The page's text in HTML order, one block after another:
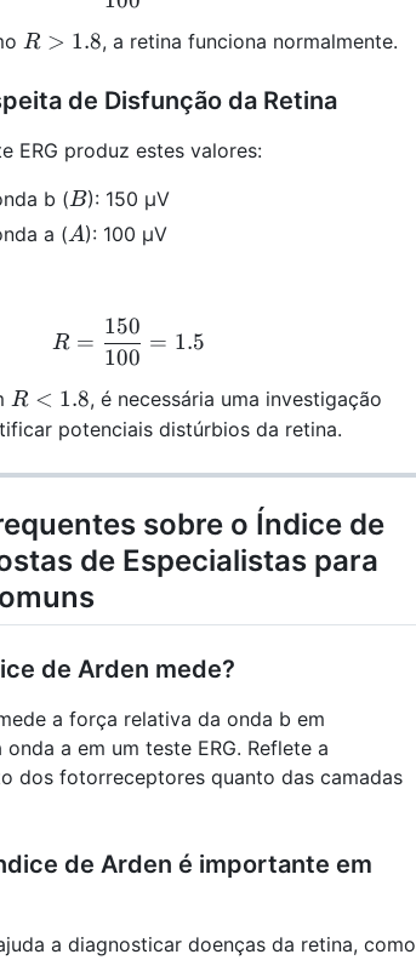
R
1.8
R > 1.8, a retina funciona normalmente.
de Disfunção da Retina
ERG produz estes valores:
b (B
B): 150 μV
a (A
A): 100 μV
R = \frac{150}{100} = 1.5
R =
100
150
= 1.5
R
<
R < 1.8, é necessária uma investigação
potenciais distúrbios da retina.
sobre o Índice de
de Especialistas para
de Arden mede?
a força relativa da onda b em
a em um teste ERG. Reflete a
dos fotorreceptores quanto das camadas
de Arden é importante em
a diagnosticar doenças da retina, como